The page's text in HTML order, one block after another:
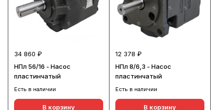
34 860 ₽
НПл 56/16 - Насос
пластинчатый
Есть в наличии
В корзину
12 378 ₽
НПл 8/6,3 - Насос
пластинчатый
Есть в наличии
В корзину